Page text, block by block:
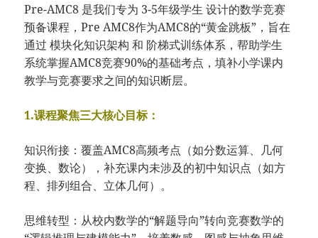
Pre-AMC8 是我们专为 3-5年级学生 设计的数学竞赛
预备课程，Pre AMC8作为AMC8的“黄金跳板”，旨在
通过 模块化知识架构 和 阶梯式训练体系，帮助学生
系统掌握AMC8竞赛90%的基础考点，填补小学课内
教学与竞赛要求之间的知识断层。
1.课程聚焦三大核心目标：
知识衔接：覆盖AMC8高频考点（如分数运算、几何
变换、数论），补充课内未涉及的初中知识点（如方
程、排列组合、立体几何）。
思维转型：从校内数学的“解题导向”转向竞赛数学的